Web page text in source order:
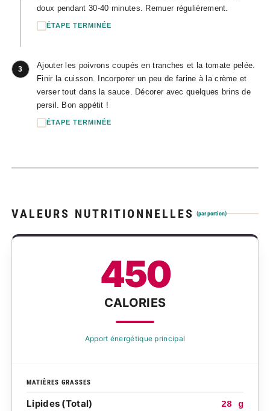
doux pendant 30-40 minutes. Remuer régulièrement.
ÉTAPE TERMINÉE
3
Ajouter les poivrons coupés en tranches et la tomate pelée.
Finir la cuisson. Incorporer un peu de farine à la crème et
verser tout dans la sauce. Décorer avec quelques brins de
persil. Bon appétit !
ÉTAPE TERMINÉE
VALEURS NUTRITIONNELLES (par portion)
450
CALORIES
Apport énergétique principal
MATIÈRES GRASSES
Lipides (Total)
28 g